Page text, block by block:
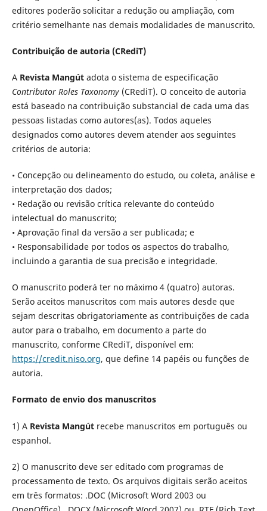
editores poderão solicitar a redução ou ampliação, com
critério semelhante nas demais modalidades de manuscrito.
Contribuição de autoria (CRediT)
A Revista Mangútadota o sistema de especificação
Contributor Roles Taxonomy(CRediT). O conceito de autoria
está baseado na contribuição substancial de cada uma das
pessoas listadas como autores(as). Todos aqueles
designados como autores devem atender aos seguintes
critérios de autoria:
• Concepção ou delineamento do estudo, ou coleta, análise e
interpretação dos dados;
• Redação ou revisão crítica relevante do conteúdo
intelectual do manuscrito;
• Aprovação final da versão a ser publicada; e
• Responsabilidade por todos os aspectos do trabalho,
incluindo a garantia de sua precisão e integridade.
O manuscrito poderá ter no máximo 4 (quatro) autoras.
Serão aceitos manuscritos com mais autores desde que
sejam descritas obrigatoriamente as contribuições de cada
autor para o trabalho, em documento a parte do
manuscrito, conforme CRediT, disponível em:
https://credit.niso.org, que define 14 papéis ou funções de
autoria.
Formato de envio dos manuscritos
1) A Revista Mangútrecebe manuscritos em português ou
espanhol.
2) O manuscrito deve ser editado com programas de
processamento de texto. Os arquivos digitais serão aceitos
em três formatos: .DOC (Microsoft Word 2003 ou